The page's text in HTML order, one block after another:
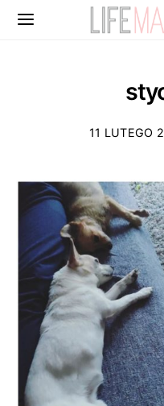
11 LUTEGO